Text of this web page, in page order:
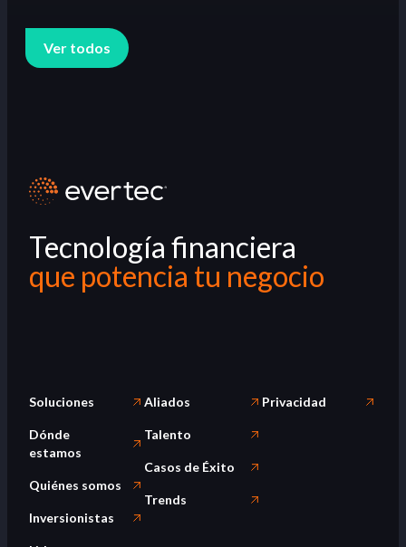
Ver todos
Tecnología financiera
que potencia tu negocio
Soluciones
Dónde
estamos
Quiénes somos
Inversionistas
Aliados
Talento
Casos de Éxito
Trends
Privacidad